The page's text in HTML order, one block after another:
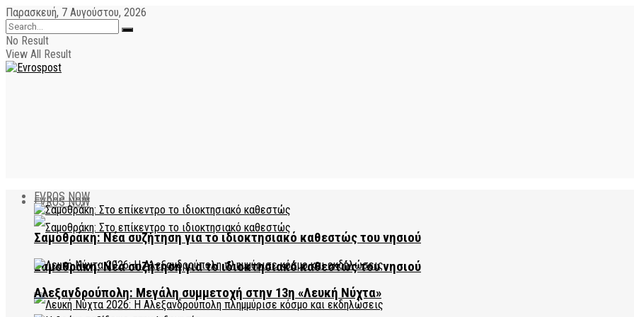
Παρασκευή, 7 Αυγούστου, 2026
No Result
View All Result
EVROS NOW
Σαμοθράκη: Νέα συζήτηση για το ιδιοκτησιακό καθεστώς του νησιού
EVROS NOW
Σαμοθράκη: Νέα συζήτηση για το ιδιοκτησιακό καθεστώς του νησιού
Αλεξανδρούπολη: Μεγάλη συμμετοχή στην 13η «Λευκή Νύχτα»